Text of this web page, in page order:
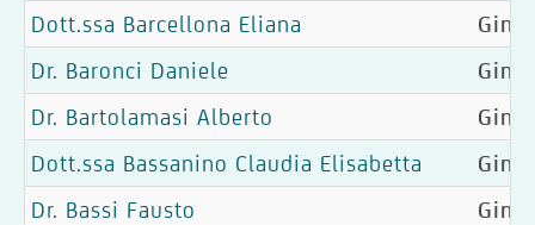
Dott.ssa Barcellona Eliana
Dr. Baronci Daniele
Dr. Bartolamasi Alberto
Dott.ssa Bassanino Claudia Elisabetta
Dr. Bassi Fausto